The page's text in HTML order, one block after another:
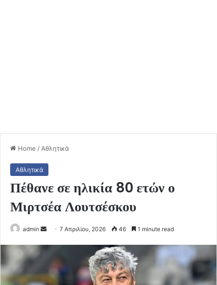
Home / Αθλητικά
Αθλητικά
Πέθανε σε ηλικία 80 ετών ο
Μιρτσέα Λουτσέσκου
admin
Send7 Απριλίου, 2026 46 1 minute read